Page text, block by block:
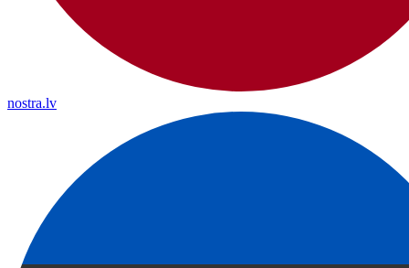
nostra.lv